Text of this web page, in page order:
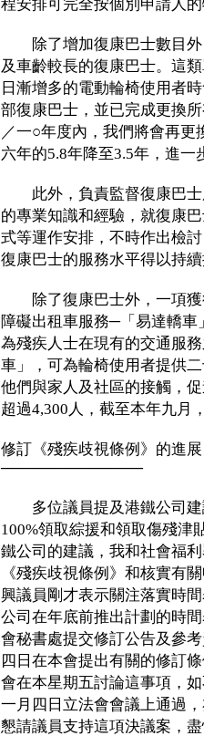
程安排可完全按個別申請人
除了增加復康巴士數目外
及車齡較長的復康巴士。這
日漸增多的電動輪椅使用者
部復康巴士，並已完成更換
／一○年度內，我們將會再
六年的5.8年降至3.5年，進
此外，負責監督復康巴士
的專業知識和經驗，就復康
式等運作安排，不時作出檢
復康巴士的服務水平得以持
除了復康巴士外，一項獲
障礙出租車服務─「易達轎
為殘疾人士在現有的交通服
車」，可為輪椅使用者提供
他們與家人及社區的接觸，
超過4,300人，截至本年九月
修訂《殘疾歧視條例》的進展
─────────────
多位議員提及港鐵公司建
100%領取綜援和領取傷殘津
鐵公司的建議，我和社會福
《殘疾歧視條例》和核實有
興議員剛才表示關注落實時
公司在年底前推出計劃的時
會秘書處提交修訂公告及參
四日在本會提出有關的修訂
會在本星期五討論這事項，
一月四日立法會會議上通過
懇請議員支持這項決議案，